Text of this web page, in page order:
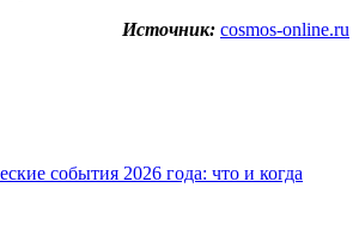
Источник: cosmos-online.ru
события 2026 года: что и когда